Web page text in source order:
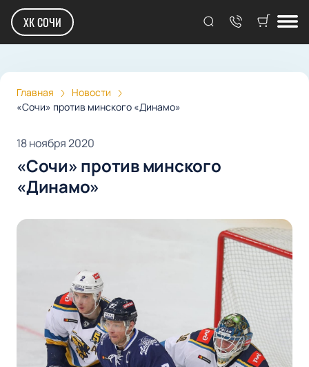
ХК СОЧИ
Главная
Новости
«Сочи» против минского «Динамо»
18 ноября 2020
«Сочи» против минского
«Динамо»